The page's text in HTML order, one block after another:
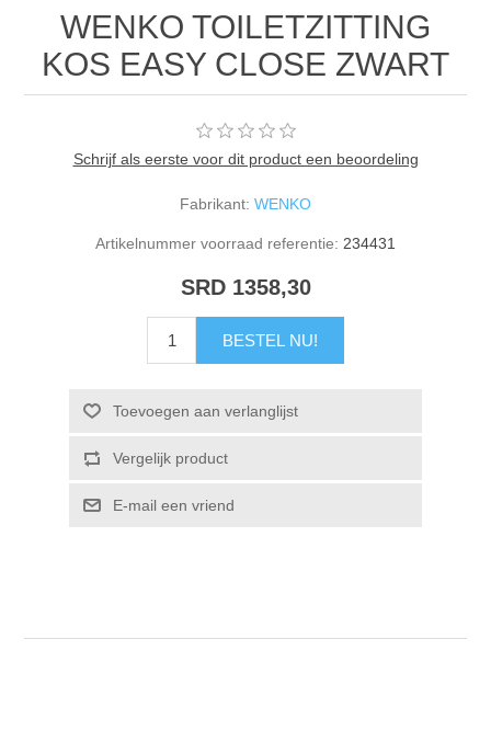
WENKO TOILETZITTING
KOS EASY CLOSE ZWART
Schrijf als eerste voor dit product een beoordeling
Fabrikant: WENKO
Artikelnummer voorraad referentie: 234431
SRD 1358,30
BESTEL NU!
Toevoegen aan verlanglijst
Vergelijk product
E-mail een vriend